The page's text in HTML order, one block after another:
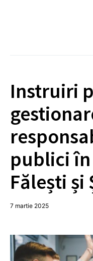
Instruiri
publici
Fălești și
7 martie 2025